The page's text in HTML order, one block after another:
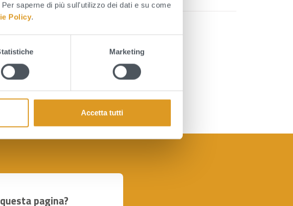
saperne di più sull'utilizzo dei dati e su come
Policy.
Marketing
Accetta tutti
- docx)
dati (38 KB - docx)
KB - pdf)
pagina?